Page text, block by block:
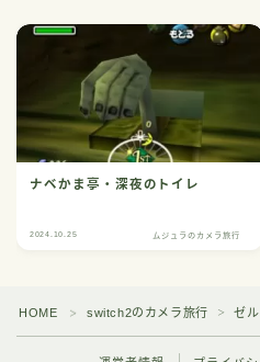
ナベかま亭・深夜のトイレ
2024.10.25 ムジュラのカメラ旅行
HOME ＞ switch2のカメラ旅行 ＞ ゼ